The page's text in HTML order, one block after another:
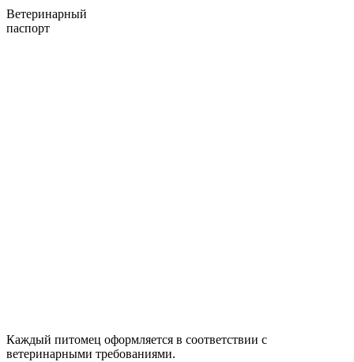
Ветеринарный
паспорт
Каждый питомец оформляется в соответствии с
ветеринарными требованиями.